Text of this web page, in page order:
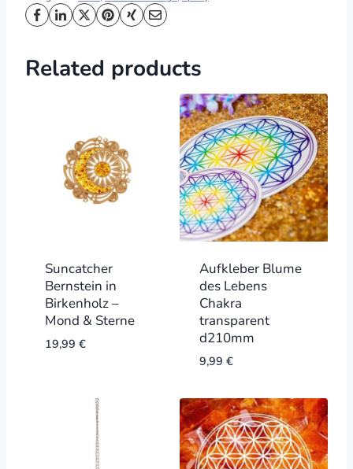
Related products
Suncatcher
Bernstein in
Birkenholz –
Mond & Sterne
19,99 €
Aufkleber Blume
des Lebens
Chakra
transparent
d210mm
9,99 €